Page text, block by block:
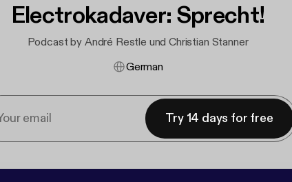
Electrokadaver: Sprecht!
Podcast by André Restle und Christian Stanner
German
Try 14 days for free